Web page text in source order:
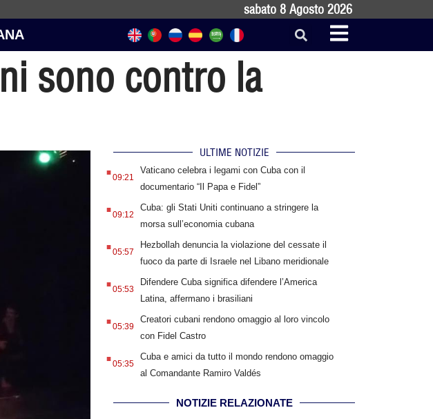
sabato 8 Agosto 2026
sono contro la
ULTIME NOTIZIE
.09:21
Vaticano celebra i legami con Cuba con il
documentario “Il Papa e Fidel”
.09:12
Cuba: gli Stati Uniti continuano a stringere la
morsa sull’economia cubana
.05:57
Hezbollah denuncia la violazione del cessate il
fuoco da parte di Israele nel Libano meridionale
.05:53
Difendere Cuba significa difendere l’America
Latina, affermano i brasiliani
.05:39
Creatori cubani rendono omaggio al loro vincolo
con Fidel Castro
.05:35
Cuba e amici da tutto il mondo rendono omaggio
al Comandante Ramiro Valdés
NOTIZIE RELAZIONATE